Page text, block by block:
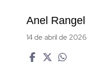
Anel Rangel
14 de abril de 2026